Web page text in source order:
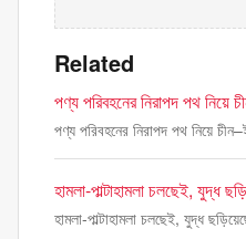
Related
পণ্য পরিবহনের নিরাপদ পথ নিয়ে
পণ্য পরিবহনের নিরাপদ পথ নিয়ে
হামলা-পাল্টাহামলা চলছেই, যুদ্ধ
হামলা-পাল্টাহামলা চলছেই, যুদ্ধ